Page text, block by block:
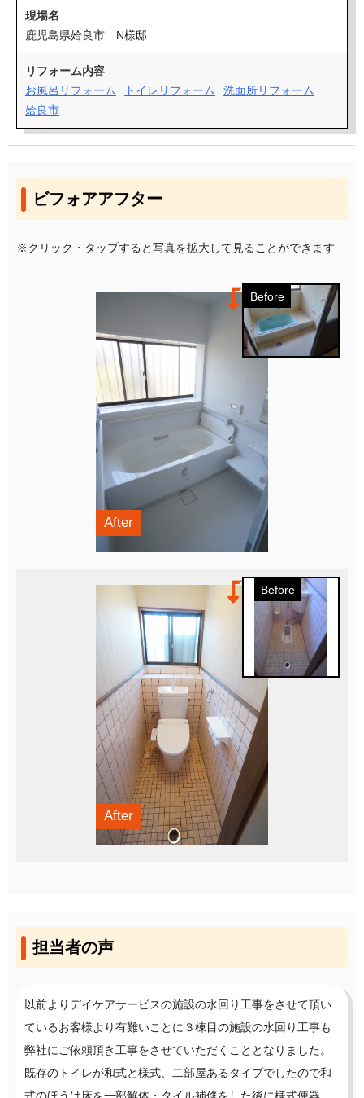
現場名
鹿児島県姶良市 N様邸
リフォーム内容
お風呂リフォーム
トイレリフォーム
洗面所リフォーム
姶良市
ビフォアアフター
※クリック・タップすると写真を拡大して見ることができます
Before
After
Before
After
担当者の声
以前よりデイケアサービスの施設の水回り工事をさせて頂い
ているお客様より有難いことに３棟目の施設の水回り工事も
弊社にご依頼頂き工事をさせていただくこととなりました。
既存のトイレが和式と様式、二部屋あるタイプでしたので和